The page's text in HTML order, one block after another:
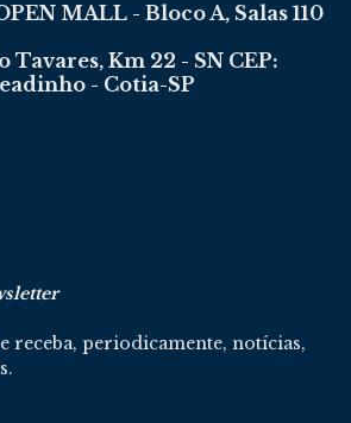
MALL - Bloco A, Salas 110
Tavares, Km 22 - SN CEP:
- Cotia-SP
receba, periodicamente, notícias,